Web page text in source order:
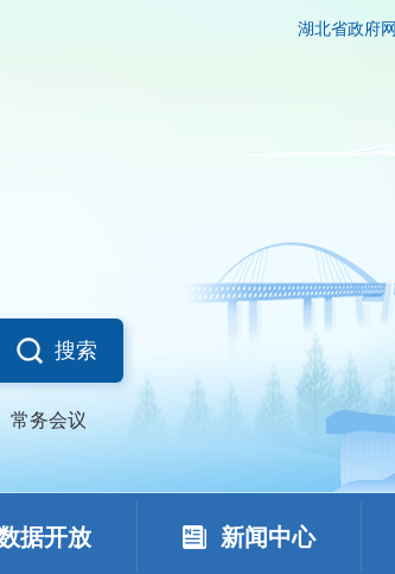
湖北省政府网
搜索
常务会议
据开放 新闻中心